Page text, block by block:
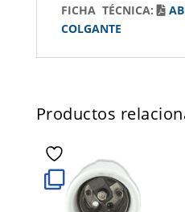
FICHA TÉCNICA:
COLGANTE
Productos